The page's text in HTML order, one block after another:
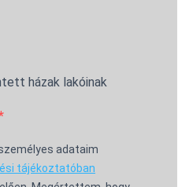
házak lakóinak
adataim
tájékoztatóban